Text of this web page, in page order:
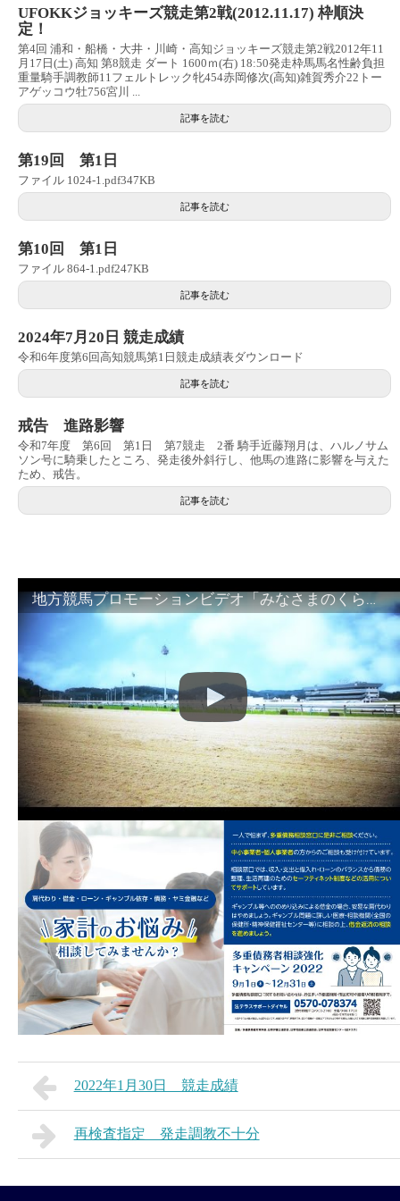
UFOKKジョッキーズ競走第2戦(2012.11.17) 枠順決
定！
第4回 浦和・船橋・大井・川崎・高知ジョッキーズ競走第2戦2012年11
月17日(土) 高知 第8競走 ダート 1600ｍ(右) 18:50発走枠馬馬名性齢負担
重量騎手調教師11フェルトレック牝454赤岡修次(高知)雑賀秀介22トー
アゲッコウ牡756宮川 ...
記事を読む
第19回 第1日
ファイル 1024-1.pdf347KB
記事を読む
第10回 第1日
ファイル 864-1.pdf247KB
記事を読む
2024年7月20日 競走成績
令和6年度第6回高知競馬第1日競走成績表ダウンロード
記事を読む
戒告 進路影響
令和7年度 第6回 第1日 第7競走 2番 騎手近藤翔月は、ハルノサム
ソン号に騎乗したところ、発走後外斜行し、他馬の進路に影響を与えた
ため、戒告。
記事を読む
地方競馬プロモーションビデオ「みなさまのくらしのために」30秒篇｜NAR公式
2022年1月30日 競走成績
再検査指定 発走調教不十分